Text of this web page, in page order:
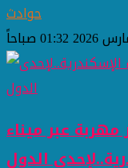
حوادث
مهربة عبر ميناء
الدول